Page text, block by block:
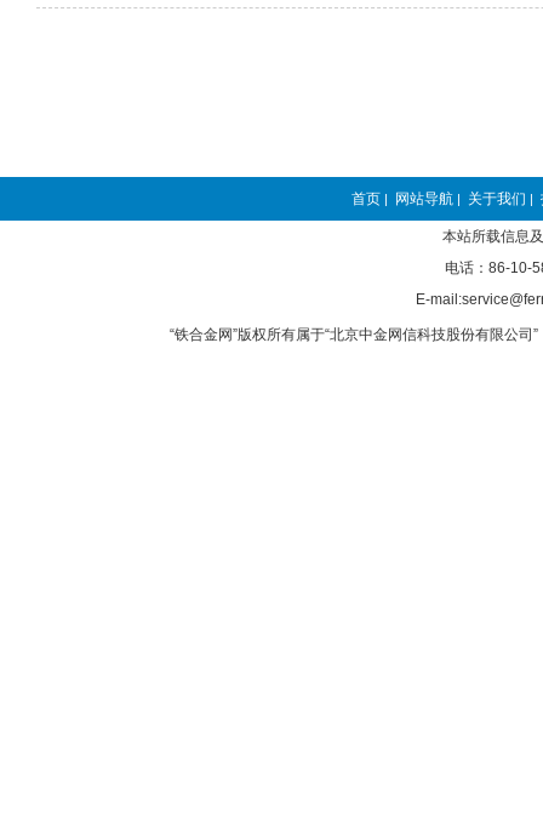
首页 | 网站导航 | 关于我们 |
本站所载信息
电话：86-10-
E-
“铁合金网”版权所有属于“北京中金网信科技股份有限公司